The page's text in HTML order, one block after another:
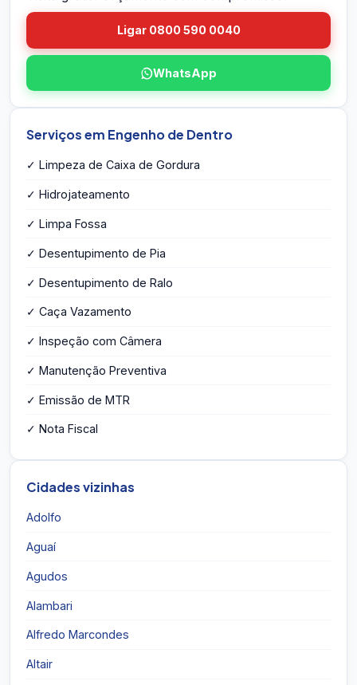
Ligar 0800 590 0040
WhatsApp
Serviços em Engenho de Dentro
✓ Limpeza de Caixa de Gordura
✓ Hidrojateamento
✓ Limpa Fossa
✓ Desentupimento de Pia
✓ Desentupimento de Ralo
✓ Caça Vazamento
✓ Inspeção com Câmera
✓ Manutenção Preventiva
✓ Emissão de MTR
✓ Nota Fiscal
Cidades vizinhas
Adolfo
Aguaí
Agudos
Alambari
Alfredo Marcondes
Altair